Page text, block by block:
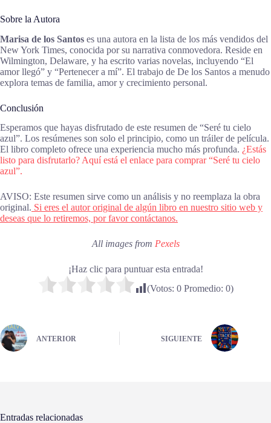
Sobre la Autora
Marisa de los Santos es una autora en la lista de los más vendidos del
New York Times, conocida por su narrativa conmovedora. Reside en
Wilmington, Delaware, y ha escrito varias novelas, incluyendo “El
amor llegó” y “Pertenecer a mí”. El trabajo de De los Santos a menudo
explora temas de familia, amor y crecimiento personal.
Conclusión
Esperamos que hayas disfrutado de este resumen de “Seré tu cielo
azul”. Los resúmenes son solo el principio, como un tráiler de película.
El libro completo ofrece una experiencia mucho más profunda. ¿Estás
listo para disfrutarlo? Aquí está el enlace para comprar “Seré tu cielo
azul”.
AVISO: Este resumen sirve como un análisis y no reemplaza la obra
original. Si eres el autor original de algún libro en nuestro sitio web y
deseas que lo retiremos, por favor contáctanos.
All images from Pexels
¡Haz clic para puntuar esta entrada!
(Votos: 0Promedio: 0)
ANTERIOR SIGUIENTE
Entradas relacionadas